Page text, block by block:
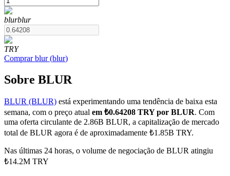
Futuros COIN-M
Futuros de criptomoeda
TradFi
blurblur
TRY
Comprar blur(blur)
Sobre BLUR
BLUR (BLUR) está experimentando uma tendência de baixa esta
semana, com o preço atual em ₺0.64208 TRY por BLUR. Com
uma oferta circulante de 2.86B BLUR, a capitalização de mercado
total de BLUR agora é de aproximadamente ₺1.85B TRY.
Nas últimas 24 horas, o volume de negociação de BLUR atingiu
₺14.2M TRY